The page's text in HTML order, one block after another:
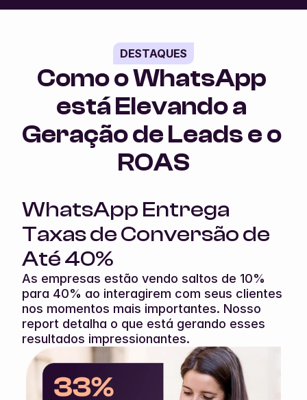
DESTAQUES
Como o WhatsApp
está Elevando a
Geração de Leads e o
ROAS
WhatsApp Entrega
Taxas de Conversão de
Até 40%
As empresas estão vendo saltos de 10%
para 40% ao interagirem com seus clientes
nos momentos mais importantes. Nosso
report detalha o que está gerando esses
resultados impressionantes.